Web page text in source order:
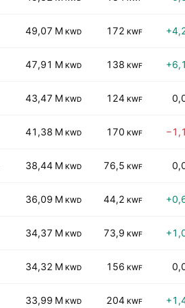
49,07 M KWD 172 KWF
47,91 M KWD 138 KWF
43,47 M KWD 124 KWF
41,38 M KWD 170 KWF
38,44 M KWD 76,5 KWF
36,09 M KWD 44,2 KWF
34,37 M KWD 73,9 KWF
34,32 M KWD 156 KWF
33,99 M KWD 204 KWF